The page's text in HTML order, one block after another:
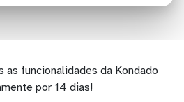
as funcionalidades da Kondado
por 14 dias!